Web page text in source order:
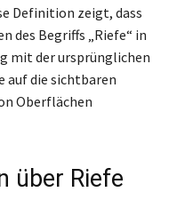
Definition zeigt, dass
des Begriffs „Riefe“ in
mit der ursprünglichen
auf die sichtbaren
Oberflächen
über Riefe